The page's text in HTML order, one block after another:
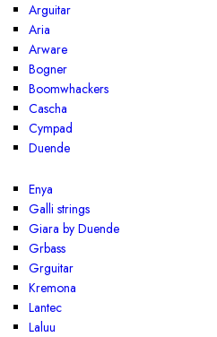
Arguitar
Aria
Arware
Bogner
Boomwhackers
Cascha
Cympad
Duende
Enya
Galli strings
Giara by Duende
Grbass
Grguitar
Kremona
Lantec
Laluu